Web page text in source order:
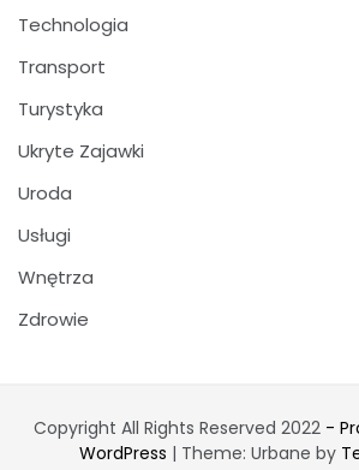
Technologia
Transport
Turystyka
Ukryte Zajawki
Uroda
Usługi
Wnętrza
Zdrowie
Copyright All Rights Reserved 2022 -
WordPress | Theme: Urbane by